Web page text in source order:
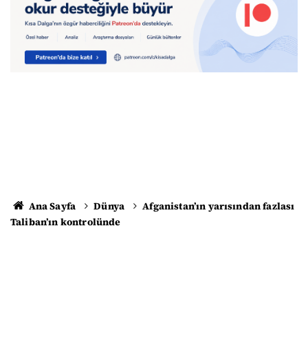
Ana Sayfa Dünya
Afganistan’ın yarısından fazlası
Taliban’ın kontrolünde